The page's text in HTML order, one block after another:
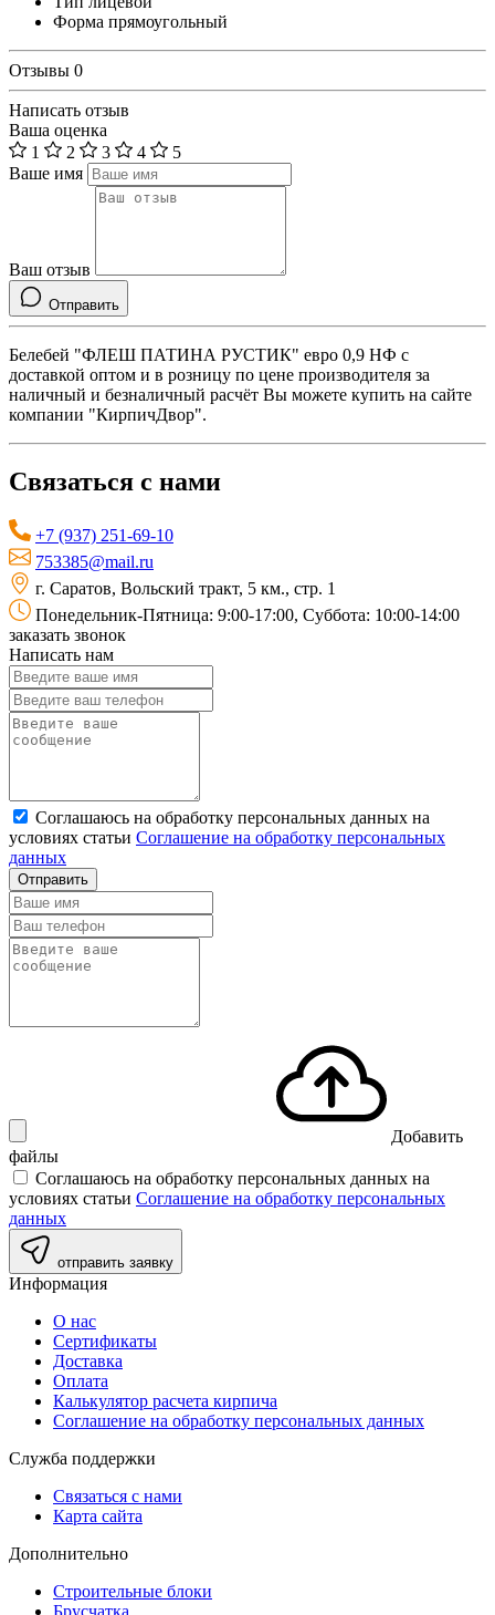
Форма прямоугольный
Отзывы 0
Написать отзыв
Ваша оценка
1
2 3 4
5
Ваше имя
Ваш отзыв
Отправить
Белебей "ФЛЕШ ПАТИНА РУСТИК" евро 0,9 НФ с
доставкой оптом и в розницу по цене производителя за
наличный и безналичный расчёт Вы можете купить на сайте
компании "КирпичДвор".
Связаться с нами
+7 (937) 251-69-10
753385@mail.ru
г. Саратов, Вольский тракт, 5 км., стр. 1
Понедельник-Пятница: 9:00-17:00, Суббота: 10:00-14:00
заказать звонок
Написать нам
Соглашаюсь на обработку персональных данных на
условиях статьи Соглашение на обработку персональных
данных
Отправить
Добавить
файлы
Соглашаюсь на обработку персональных данных на
условиях статьи Соглашение на обработку персональных
данных
отправить заявку
Информация
О нас
Сертификаты
Доставка
Оплата
Калькулятор расчета кирпича
Соглашение на обработку персональных данных
Служба поддержки
Связаться с нами
Карта сайта
Дополнительно
Строительные блоки
Брусчатка